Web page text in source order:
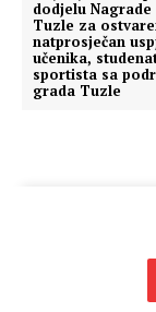
dodjelu Nagrade
Tuzle za
natprosječan
učenika,
sportista sa
grada Tuzle